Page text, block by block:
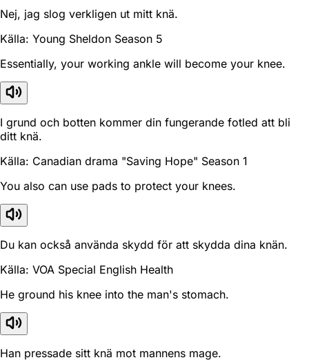
Nej, jag slog verkligen ut mitt knä.
Källa: Young Sheldon Season 5
Essentially, your working ankle will become your knee.
I grund och botten kommer din fungerande fotled att bli
ditt knä.
Källa: Canadian drama "Saving Hope" Season 1
You also can use pads to protect your knees.
Du kan också använda skydd för att skydda dina knän.
Källa: VOA Special English Health
He ground his knee into the man's stomach.
Han pressade sitt knä mot mannens mage.